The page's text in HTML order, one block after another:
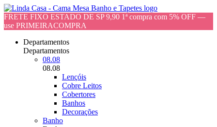
FRETE FIXO ESTADO DE SP 9,90 1ª compra com 5% OFF —
use PRIMEIRACOMPRA
Departamentos
Departamentos
08.08
08.08
Lençóis
Cobre Leitos
Cobertores
Banhos
Decorações
Banho